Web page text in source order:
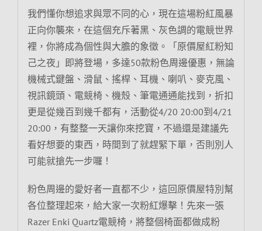
我們懂你想追求與眾不同的心，現在這場粉紅風暴
正向你襲來，在這個充斥著黑、灰色調的電競世界
裡，你將成為個性與大膽的象徵。「原價屋紅粉知
己之夜」即將登場，多達50款粉色周邊優惠，無論
機械式鍵盤、滑鼠、搖桿、耳機、喇叭、麥克風、
視訊鏡頭、電競椅、機殼、筆電通通能找到，折扣
更是從幾百到幾千都有，活動從4/20 20:00到4/21
20:00，有整整一天讓你來挖寶，不過還是建議先
看好想要的東西，時間到了就趕緊下單，否則別人
可能就搶先一步囉！
粉色周邊的愛好者一直都不少，這回原價屋特別幫
各位整理起來，給大家一次粉紅爆擊！先來一張
Razer Enki Quartz電競椅，將整個椅面都做成粉